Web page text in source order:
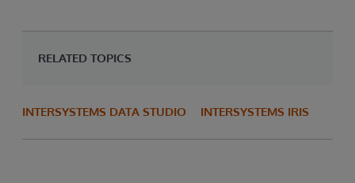
RELATED TOPICS
INTERSYSTEMS DATA STUDIO INTERSYSTEMS IRIS